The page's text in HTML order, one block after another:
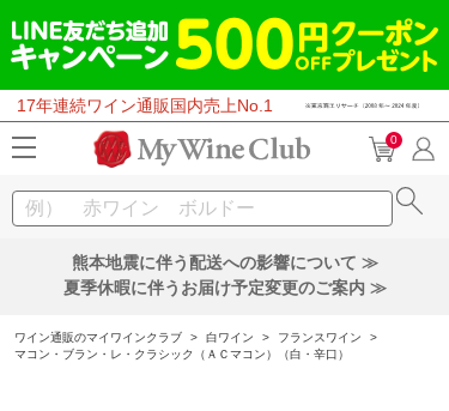
17年連続ワイン通販国内売上No.1
0
熊本地震に伴う配送への影響について ≫
夏季休暇に伴うお届け予定変更のご案内 ≫
ワイン通販のマイワインクラブ > 白ワイン > フランスワイン
>
マコン・ブラン・レ・クラシック（ＡＣマコン）（白・辛口）